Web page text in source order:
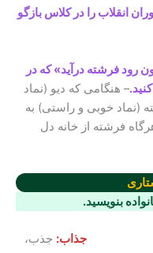
انقلاب را در کلاس بازگو
رود فرشته درآید» که در
– هنگامی که دیو (نماد
(نماد خوبی و راستی) به
فرشته از خانه دل
.
جذاب: جذب،